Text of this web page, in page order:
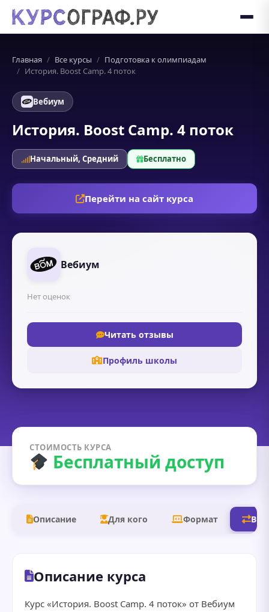
Главная Все курсы
Подготовка к олимпиадам
История. Boost Camp. 4 поток
Вебиум
История. Boost Camp. 4 поток
Начальный, Средний Бесплатно
Перейти на сайт курса
Вебиум
Нет оценок
Читать отзывы
Профиль школы
СТОИМОСТЬ КУРСА
Бесплатный доступ
Описание Для кого Формат В
Описание курса
Курс «История. Boost Camp. 4 поток» от Вебиум